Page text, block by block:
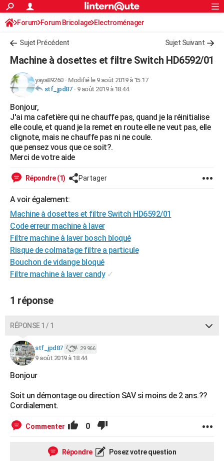
ACTUALITÉS
Politique
Société
Faits Divers
Education
Monde
Villes
+
FINANCE
Retraite
Impôts
Epargne
Immobilier
Risques naturels par ville
Banque
Assurance
Crédit
AUTO
Essais
Réserver un essai
Citadines
Berlines
SUV
Forum auto
+HIGH-TECH
Mobiles
Meilleur smartphone
Internet
Ordinateurs
Jeux vidéo
Guide high-tech
+BRICOLAGE
Forum
Aménagement intérieur
Extérieur
Cuisine
Salle de bains
Jardinage
Rangement
WEEK-END
Guides de France
Escapades
Patrimoine
Expositions
Musées
Week-end nature
LIFESTYLE
SANTE
Alimentation
Guide de la santé
Maladies
Médicaments
Sommeil
VOYAGE
Destinations
City break
Voyage nature
Voyage de noces
Forum
Climat
+PHOTO
GUIDES D'ACHAT
BONS PLANS
CARTE DE VOEUX
COPAINS D'AVANT
S'inscrire
Se connecter
Lycées
Collèges
Primaires
Universités
Entreprises
Service militaire
Avis de recherche
AVIS DE DÉCÈS
FORUM
S'inscrire
Connexion
Forum Forum Bricolage Electroménager
Sujet Précédent Sujet Suivant
Machine à dosettes et filtre Switch HD6592/01
yaya89260- Modifié le 9 août 2019 à 15:17
stf_jpd87- 9 août 2019 à 18:44
Bonjour,
J'ai ma cafetière qui ne chauffe pas, quand je la réinitialise
elle coule, et quand je la remet en route elle ne veut pas, elle
clignote, mais ne chauffe pas ni ne coule.
que pensez vous que ce soit?.
Merci de votre aide
Répondre (1) Partager
A voir également:
Machine à dosettes et filtre Switch HD6592/01
Code erreur machine à laver
Filtre machine à laver bosch bloqué
Risque de colmatage filtre a particule
Bouchon de vidange bloqué
Filtre machine à laver candy ✓
1 réponse
RÉPONSE 1 / 1
stf_jpd87 29 966
9 août 2019 à 18:44
Bonjour
Soit un démontage ou direction SAV si moins de 2 ans.??
Cordialement.
Commenter 0
Répondre Posez votre question